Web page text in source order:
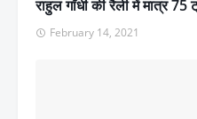
राहुल गाँधी की रैली में मात्र
February 14, 2021